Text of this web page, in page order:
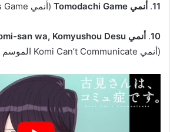
11
. أنمي Tomodachi Game (أنمي Friends Game)
10
. أنمي Komi-san wa, Komyushou Desu الموسم الثاني
(أنمي Komi Can’t Communicate الموسم الثاني)